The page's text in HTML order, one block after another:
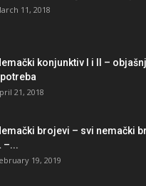
11, 2018
konjunktiv I i II –
21, 2018
brojevi – svi nemački
–...
19, 2019